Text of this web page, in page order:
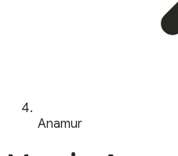
Anamur